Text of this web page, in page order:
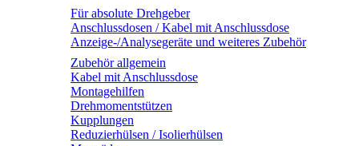
Für absolute Drehgeber
Anschlussdosen / Kabel mit Anschlussdose
Anzeige-/Analysegeräte und weiteres Zubehör
Zubehör allgemein
Kabel mit Anschlussdose
Montagehilfen
Drehmomentstützen
Kupplungen
Reduzierhülsen / Isolierhülsen